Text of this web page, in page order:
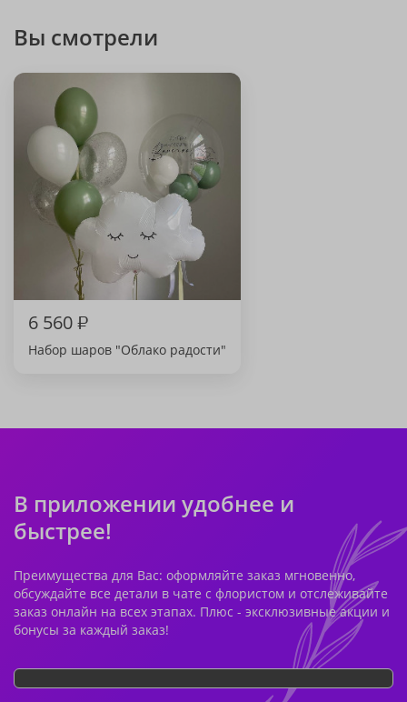
Вы смотрели
6 560₽
Набор шаров "Облако радости"
В приложении удобнее и
быстрее!
Преимущества для Вас: оформляйте заказ мгновенно,
обсуждайте все детали в чате с флористом и отслеживайте
заказ онлайн на всех этапах. Плюс - эксклюзивные акции и
бонусы за каждый заказ!